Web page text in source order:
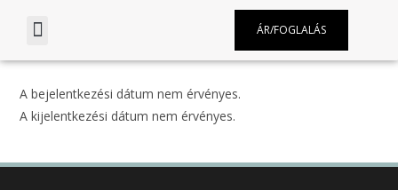
ÁR/FOGLALÁS
A bejelentkezési dátum nem érvényes.
A kijelentkezési dátum nem érvényes.